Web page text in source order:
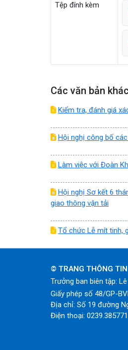
Tệp đính kèm
Các văn bản khác
Kiểm tra, đánh giá
Hội nghị công bố
Làm việc với Đoàn
Hội nghị Sơ kết 6
giao thông vận tải
Tổ chức Lễ mít tinh,
© TRANG THÔNG
Trưởng ban biên tập:
Giấy phép số 48/GP-
Địa chỉ: Số 19 đường
Điện thoại: